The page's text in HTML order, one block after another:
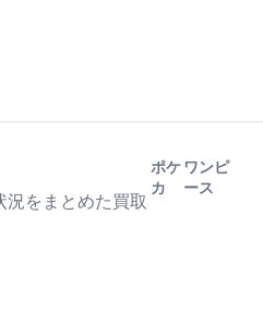
をまとめた買取
ポケ
カ
ワンピ
ース